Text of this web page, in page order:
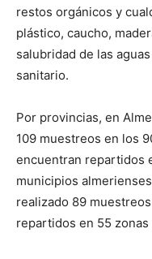
restos orgánicos y
plástico, caucho,
salubridad de las
sanitario.
Por provincias, en
109 muestreos en los
encuentran repartidos
municipios
realizado 89
repartidos en 55